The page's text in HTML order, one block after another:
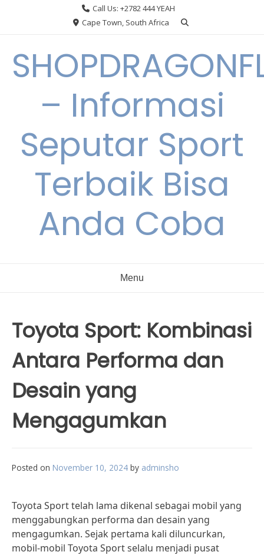
Call Us: +2782 444 YEAH
Cape Town, South Africa
– Informasi
Seputar Sport
Terbaik Bisa
Anda Coba
Menu
Toyota Sport: Kombinasi
Antara Performa dan
Desain yang
Mengagumkan
Posted on November 10, 2024 by adminsho
Toyota Sport telah lama dikenal sebagai mobil yang
menggabungkan performa dan desain yang
mengagumkan. Sejak pertama kali diluncurkan,
mobil-mobil Toyota Sport selalu menjadi pusat